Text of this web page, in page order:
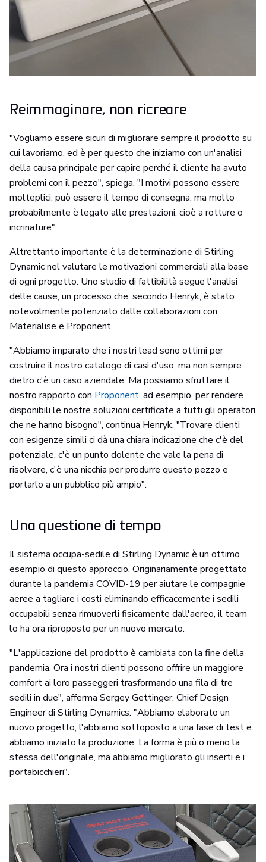
Reimmaginare, non ricreare
"Vogliamo essere sicuri di migliorare sempre il prodotto su
cui lavoriamo, ed è per questo che iniziamo con un'analisi
della causa principale per capire perché il cliente ha avuto
problemi con il pezzo", spiega. "I motivi possono essere
molteplici: può essere il tempo di consegna, ma molto
probabilmente è legato alle prestazioni, cioè a rotture o
incrinature".
Altrettanto importante è la determinazione di Stirling
Dynamic nel valutare le motivazioni commerciali alla base
di ogni progetto. Uno studio di fattibilità segue l'analisi
delle cause, un processo che, secondo Henryk, è stato
notevolmente potenziato dalle collaborazioni con
Materialise e Proponent.
"Abbiamo imparato che i nostri lead sono ottimi per
costruire il nostro catalogo di casi d'uso, ma non sempre
dietro c'è un caso aziendale. Ma possiamo sfruttare il
nostro rapporto con Proponent, ad esempio, per rendere
disponibili le nostre soluzioni certificate a tutti gli operatori
che ne hanno bisogno", continua Henryk. "Trovare clienti
con esigenze simili ci dà una chiara indicazione che c'è del
potenziale, c'è un punto dolente che vale la pena di
risolvere, c'è una nicchia per produrre questo pezzo e
portarlo a un pubblico più ampio".
Una questione di tempo
Il sistema occupa-sedile di Stirling Dynamic è un ottimo
esempio di questo approccio. Originariamente progettato
durante la pandemia COVID-19 per aiutare le compagnie
aeree a tagliare i costi eliminando efficacemente i sedili
occupabili senza rimuoverli fisicamente dall'aereo, il team
lo ha ora riproposto per un nuovo mercato.
"L'applicazione del prodotto è cambiata con la fine della
pandemia. Ora i nostri clienti possono offrire un maggiore
comfort ai loro passeggeri trasformando una fila di tre
sedili in due", afferma Sergey Gettinger, Chief Design
Engineer di Stirling Dynamics. "Abbiamo elaborato un
nuovo progetto, l'abbiamo sottoposto a una fase di test e
abbiamo iniziato la produzione. La forma è più o meno la
stessa dell'originale, ma abbiamo migliorato gli inserti e i
portabicchieri".